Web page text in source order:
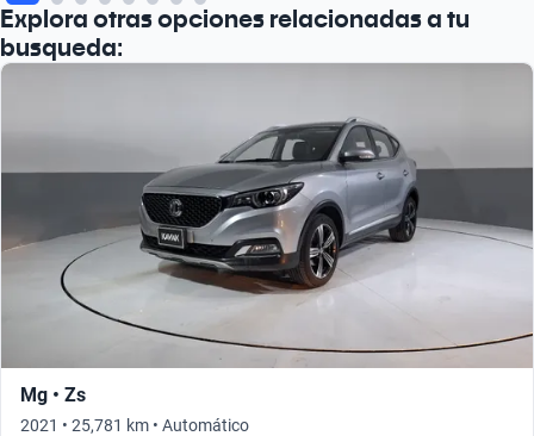
Explora otras opciones relacionadas a tu
busqueda:
Mg • Zs
2021 • 25,781 km • Automático